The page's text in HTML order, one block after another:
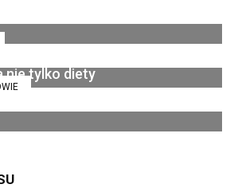
zaczyna funkcjonować
nie tylko diety